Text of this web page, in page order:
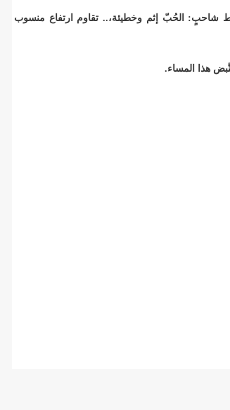
شاحبٍ: الحُبّ إثم وخطيئة،.. تقاوم ارتفاع منسوب
هذا المساء.